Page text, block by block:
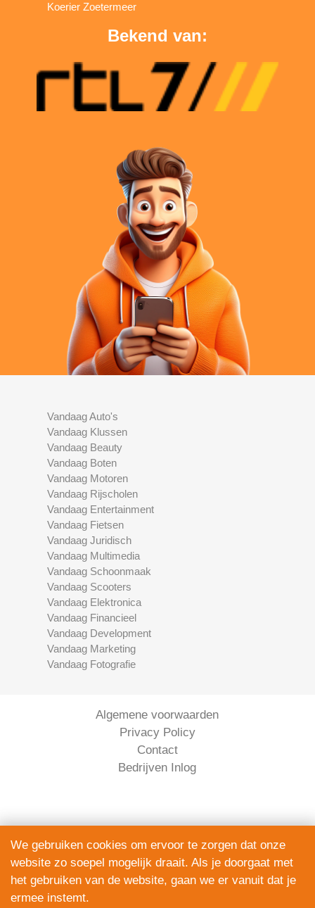
Koerier Zoetermeer
Bekend van:
Vandaag Auto's
Vandaag Klussen
Vandaag Beauty
Vandaag Boten
Vandaag Motoren
Vandaag Rijscholen
Vandaag Entertainment
Vandaag Fietsen
Vandaag Juridisch
Vandaag Multimedia
Vandaag Schoonmaak
Vandaag Scooters
Vandaag Elektronica
Vandaag Financieel
Vandaag Development
Vandaag Marketing
Vandaag Fotografie
Algemene voorwaarden
Privacy Policy
Contact
Bedrijven Inlog
Serviceright Koeriers is onderdeel van
The Right Service B.V. | KVK 90914872
We gebruiken cookies om ervoor te zorgen dat onze
website zo soepel mogelijk draait. Als je doorgaat met
het gebruiken van de website, gaan we er vanuit dat je
ermee instemt.